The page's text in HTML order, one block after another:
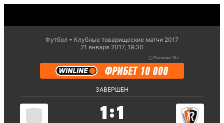
Футбол
Клубные товарищеские матчи 2017
21 января 2017, 19:30
ⓘ Реклама 18+.
ЗАВЕРШЕН
1 :1